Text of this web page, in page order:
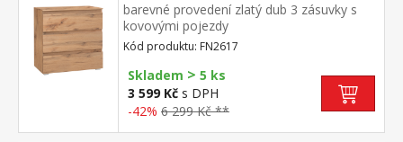
barevné provedení zlatý dub 3 zásuvky s
kovovými pojezdy
Kód produktu: FN2617
Skladem > 5 ks
3 599 Kč s DPH
-42% 6 299 Kč **